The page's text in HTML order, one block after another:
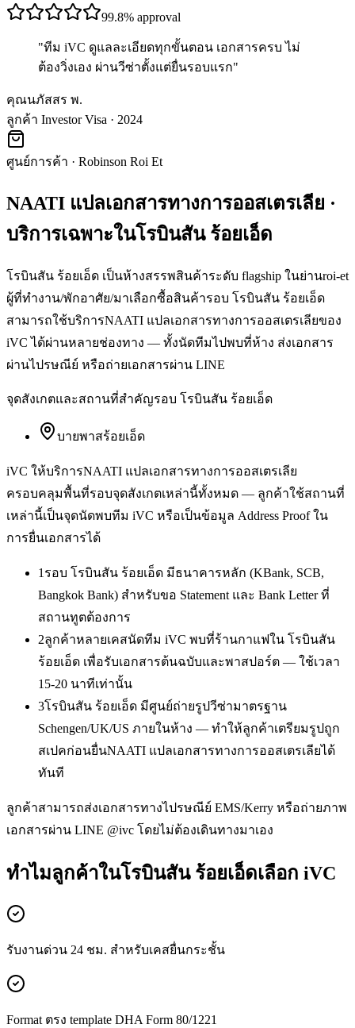
99.8% approval
"ทีม iVC ดูแลละเอียดทุกขั้นตอน เอกสารครบ ไม่
ต้องวิ่งเอง ผ่านวีซ่าตั้งแต่ยื่นรอบแรก"
คุณนภัสสร พ.
ลูกค้า Investor Visa · 2024
ศูนย์การค้า · Robinson Roi Et
NAATI แปลเอกสารทางการออสเตรเลีย ·
บริการเฉพาะในโรบินสัน ร้อยเอ็ด
โรบินสัน ร้อยเอ็ด เป็นห้างสรรพสินค้าระดับ flagship ในย่านroi-et
ผู้ที่ทำงาน/พักอาศัย/มาเลือกซื้อสินค้ารอบ โรบินสัน ร้อยเอ็ด
สามารถใช้บริการNAATI แปลเอกสารทางการออสเตรเลียของ
iVC ได้ผ่านหลายช่องทาง — ทั้งนัดทีมไปพบที่ห้าง ส่งเอกสาร
ผ่านไปรษณีย์ หรือถ่ายเอกสารผ่าน LINE
จุดสังเกตและสถานที่สำคัญรอบ โรบินสัน ร้อยเอ็ด
บายพาสร้อยเอ็ด
iVC ให้บริการNAATI แปลเอกสารทางการออสเตรเลีย
ครอบคลุมพื้นที่รอบจุดสังเกตเหล่านี้ทั้งหมด — ลูกค้าใช้สถานที่
เหล่านี้เป็นจุดนัดพบทีม iVC หรือเป็นข้อมูล Address Proof ใน
การยื่นเอกสารได้
1 รอบ โรบินสัน ร้อยเอ็ด มีธนาคารหลัก (KBank, SCB,
Bangkok Bank) สำหรับขอ Statement และ Bank Letter ที่
สถานทูตต้องการ
2ลูกค้าหลายเคสนัดทีม iVC พบที่ร้านกาแฟใน โรบินสัน
ร้อยเอ็ด เพื่อรับเอกสารต้นฉบับและพาสปอร์ต — ใช้เวลา
15-20 นาทีเท่านั้น
3โรบินสัน ร้อยเอ็ด มีศูนย์ถ่ายรูปวีซ่ามาตรฐาน
Schengen/UK/US ภายในห้าง — ทำให้ลูกค้าเตรียมรูปถูก
สเปคก่อนยื่นNAATI แปลเอกสารทางการออสเตรเลียได้
ทันที
ลูกค้าสามารถส่งเอกสารทางไปรษณีย์ EMS/Kerry หรือถ่ายภาพ
เอกสารผ่าน LINE @ivc โดยไม่ต้องเดินทางมาเอง
ทำไมลูกค้าในโรบินสัน ร้อยเอ็ดเลือก iVC
รับงานด่วน 24 ชม. สำหรับเคสยื่นกระชั้น
Format ตรง template DHA Form 80/1221